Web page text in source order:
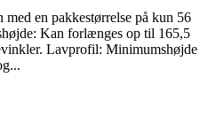
en pakkestørrelse på kun 56
Kan forlænges op til 165,5
Lavprofil: Minimumshøjde